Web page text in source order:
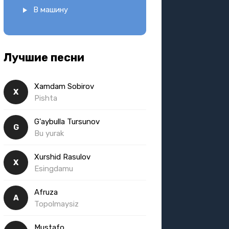
В машину
Лучшие песни
X
Xamdam Sobirov
Pishta
G
G'aybulla Tursunov
Bu yurak
X
Xurshid Rasulov
Esingdamu
A
Afruza
Topolmaysiz